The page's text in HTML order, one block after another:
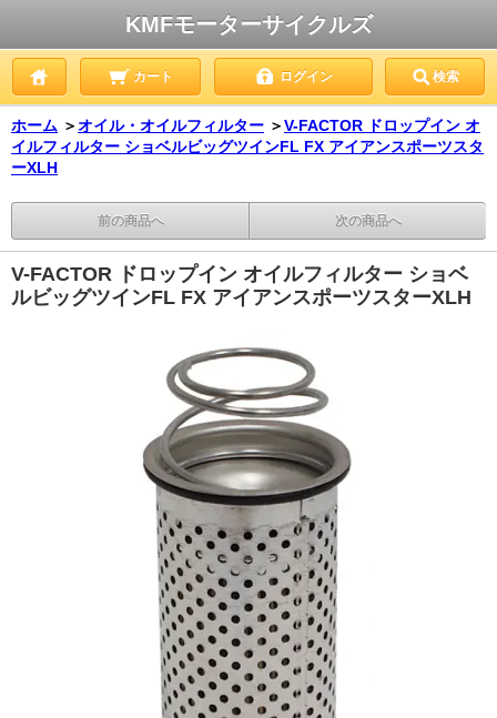
KMFモーターサイクルズ
カート ログイン 検索
ホーム ＞オイル・オイルフィルター ＞V-FACTOR ドロップイン オ
イルフィルター ショベルビッグツインFL FX アイアンスポーツスタ
ーXLH
前の商品へ 次の商品へ
V-FACTOR ドロップイン オイルフィルター ショベ
ルビッグツインFL FX アイアンスポーツスターXLH